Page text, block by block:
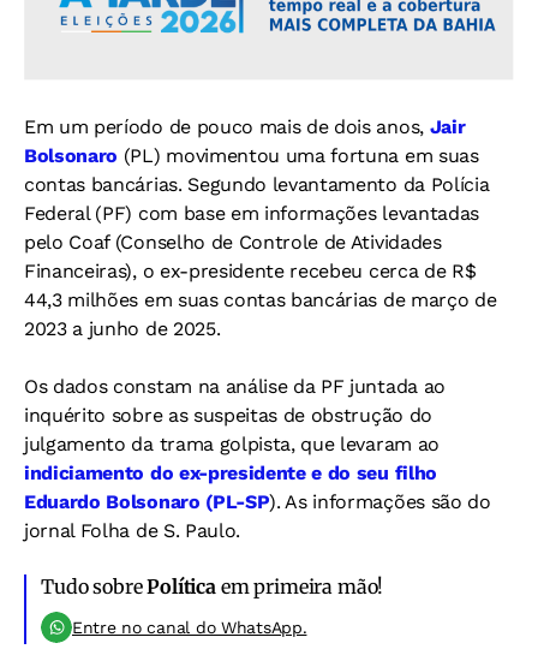
Em um período de pouco mais de dois anos, Jair
Bolsonaro (PL) movimentou uma fortuna em suas
contas bancárias. Segundo levantamento da Polícia
Federal (PF) com base em informações levantadas
pelo Coaf (Conselho de Controle de Atividades
Financeiras), o ex-presidente recebeu cerca de R$
44,3 milhões em suas contas bancárias de março de
2023 a junho de 2025.
Os dados constam na análise da PF juntada ao
inquérito sobre as suspeitas de obstrução do
julgamento da trama golpista, que levaram ao
indiciamento do ex-presidente e do seu filho
Eduardo Bolsonaro (PL-SP). As informações são do
jornal Folha de S. Paulo.
Tudo sobrePolítica em primeira mão!
Entre no canal do WhatsApp.